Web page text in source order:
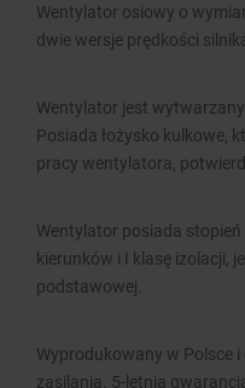
Wentylator osiowy o
dwie wersje prędkości
Wentylator jest
Posiada łożysko kulkowe,
pracy wentylatora,
Wentylator posiada
kierunków i I klasę izolacji,
podstawowej.
Wyprodukowany w Polsce
zasilania. 5-letnia